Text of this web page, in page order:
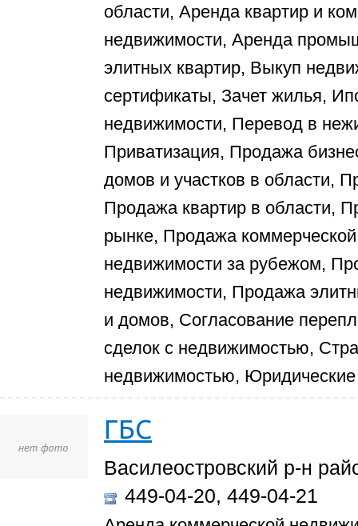
области, Аренда квартир и
недвижимости, Аренда
элитных квартир, Выкуп
сертификаты, Зачет жилья,
недвижимости, Перевод в
Приватизация, Продажа
домов и участков в области,
Продажа квартир в области,
рынке, Продажа
недвижимости за рубежом,
недвижимости, Продажа
и домов, Согласование
сделок с недвижимостью,
недвижимостью, Юридические
ГБС
Василеостровский р-н
449-04-20, 449-04-21